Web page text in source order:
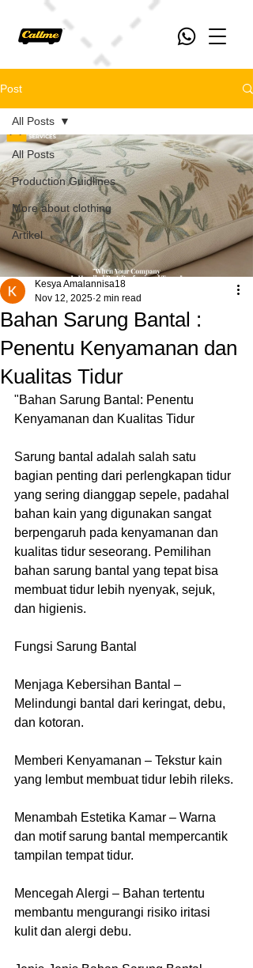
Post
All Posts
Production Guidlines
More about clothing
Artikel
All Posts
Bahan Sarung Bantal :
Penentu Kenyamanan dan
Kualitas Tidur
Kesya Amalannisa18
Nov 12, 2025 2 min read
"Bahan Sarung Bantal: Penentu
Kenyamanan dan Kualitas Tidur
Sarung bantal adalah salah satu
bagian penting dari perlengkapan tidur
yang sering dianggap sepele, padahal
bahan kain yang digunakan sangat
berpengaruh pada kenyamanan dan
kualitas tidur seseorang. Pemilihan
bahan sarung bantal yang tepat bisa
membuat tidur lebih nyenyak, sejuk,
dan higienis.
Fungsi Sarung Bantal
Menjaga Kebersihan Bantal –
Melindungi bantal dari keringat, debu,
dan kotoran.
Memberi Kenyamanan – Tekstur kain
yang lembut membuat tidur lebih rileks.
Menambah Estetika Kamar – Warna
dan motif sarung bantal mempercantik
tampilan tempat tidur.
Mencegah Alergi – Bahan tertentu
membantu mengurangi risiko iritasi
kulit dan alergi debu.